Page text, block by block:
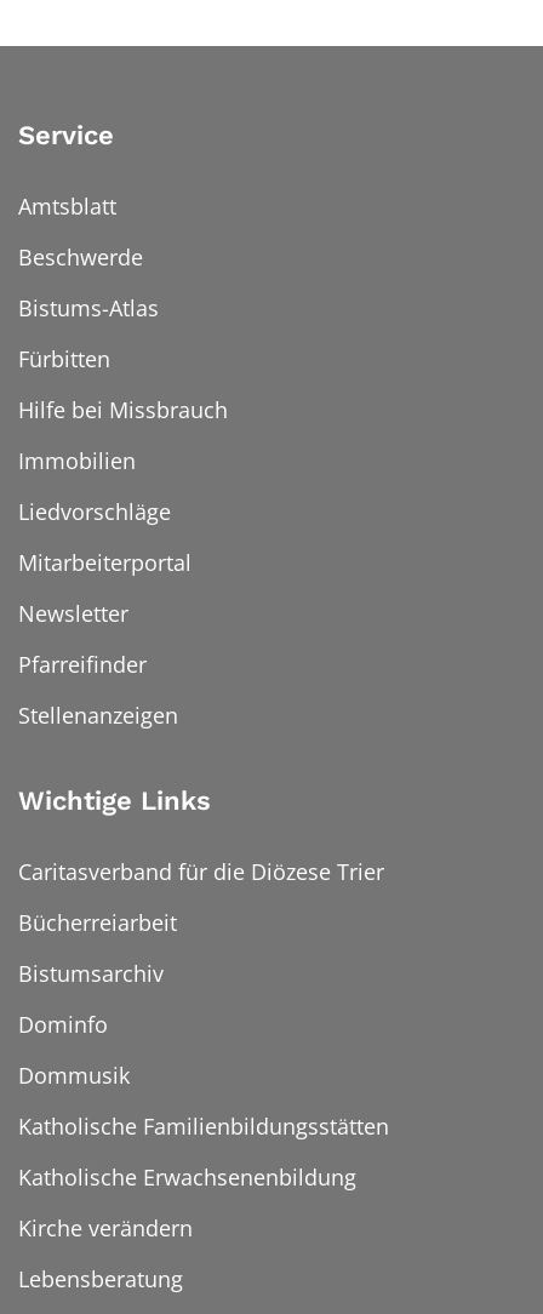
Service
Amtsblatt
Beschwerde
Bistums-Atlas
Fürbitten
Hilfe bei Missbrauch
Immobilien
Liedvorschläge
Mitarbeiterportal
Newsletter
Pfarreifinder
Stellenanzeigen
Wichtige Links
Caritasverband für die Diözese Trier
Bücherreiarbeit
Bistumsarchiv
Dominfo
Dommusik
Katholische Familienbildungsstätten
Katholische Erwachsenenbildung
Kirche verändern
Lebensberatung